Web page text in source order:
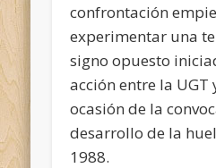
confrontación
experimentar una
signo opuesto
acción entre la UGT
ocasión de la
desarrollo de la
1988.